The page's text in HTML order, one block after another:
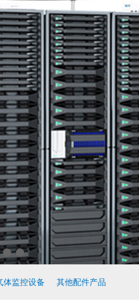
体监控设备 其他配件产品